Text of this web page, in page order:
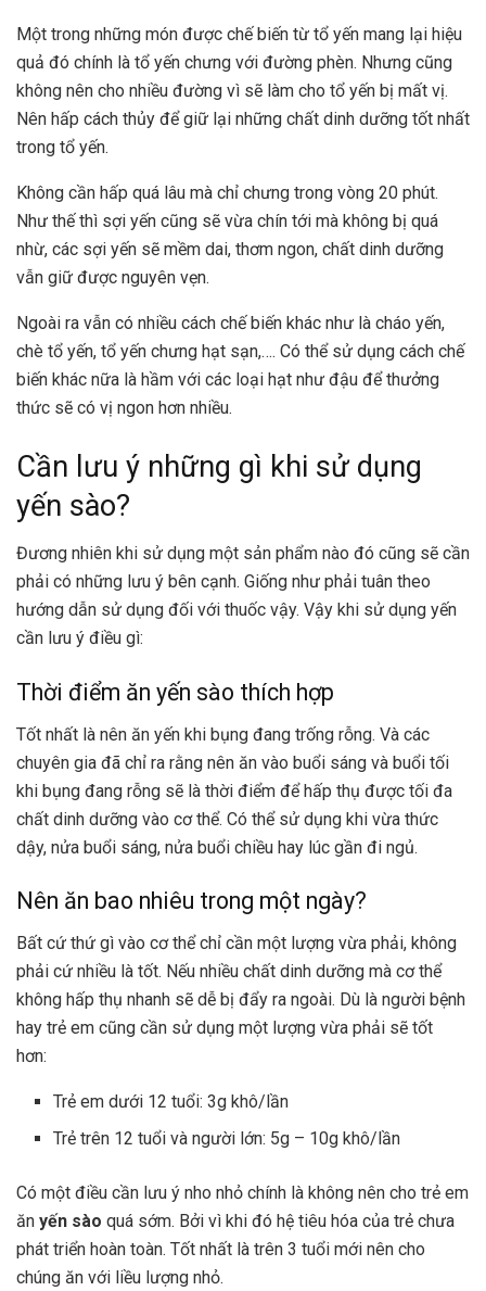
Một trong những món được chế biến từ tổ yến mang lại hiệu
quả đó chính là tổ yến chưng với đường phèn. Nhưng cũng
không nên cho nhiều đường vì sẽ làm cho tổ yến bị mất vị.
Nên hấp cách thủy để giữ lại những chất dinh dưỡng tốt nhất
trong tổ yến.
Không cần hấp quá lâu mà chỉ chưng trong vòng 20 phút.
Như thế thì sợi yến cũng sẽ vừa chín tới mà không bị quá
nhừ, các sợi yến sẽ mềm dai, thơm ngon, chất dinh dưỡng
vẫn giữ được nguyên vẹn.
Ngoài ra vẫn có nhiều cách chế biến khác như là cháo yến,
chè tổ yến, tổ yến chưng hạt sạn,…. Có thể sử dụng cách chế
biến khác nữa là hầm với các loại hạt như đậu để thưởng
thức sẽ có vị ngon hơn nhiều.
Cần lưu ý những gì khi sử dụng
yến sào?
Đương nhiên khi sử dụng một sản phẩm nào đó cũng sẽ cần
phải có những lưu ý bên cạnh. Giống như phải tuân theo
hướng dẫn sử dụng đối với thuốc vậy. Vậy khi sử dụng yến
cần lưu ý điều gì:
Thời điểm ăn yến sào thích hợp
Tốt nhất là nên ăn yến khi bụng đang trống rỗng. Và các
chuyên gia đã chỉ ra rằng nên ăn vào buổi sáng và buổi tối
khi bụng đang rỗng sẽ là thời điểm để hấp thụ được tối đa
chất dinh dưỡng vào cơ thể. Có thể sử dụng khi vừa thức
dậy, nửa buổi sáng, nửa buổi chiều hay lúc gần đi ngủ.
Nên ăn bao nhiêu trong một ngày?
Bất cứ thứ gì vào cơ thể chỉ cần một lượng vừa phải, không
phải cứ nhiều là tốt. Nếu nhiều chất dinh dưỡng mà cơ thể
không hấp thụ nhanh sẽ dễ bị đẩy ra ngoài. Dù là người bệnh
hay trẻ em cũng cần sử dụng một lượng vừa phải sẽ tốt
hơn:
Trẻ em dưới 12 tuổi: 3g khô/lần
Trẻ trên 12 tuổi và người lớn: 5g – 10g khô/lần
Có một điều cần lưu ý nho nhỏ chính là không nên cho trẻ em
ăn yến sào quá sớm. Bởi vì khi đó hệ tiêu hóa của trẻ chưa
phát triển hoàn toàn. Tốt nhất là trên 3 tuổi mới nên cho
chúng ăn với liều lượng nhỏ.